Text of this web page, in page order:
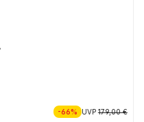
-66% UVP179,00 €